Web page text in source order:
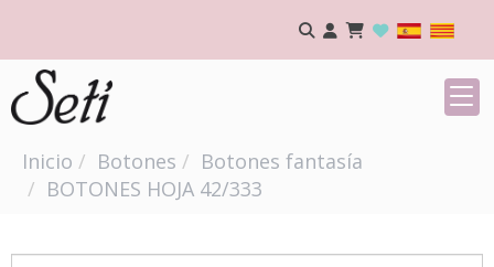
Inicio Botones
Botones fantasía
BOTONES HOJA 42/333